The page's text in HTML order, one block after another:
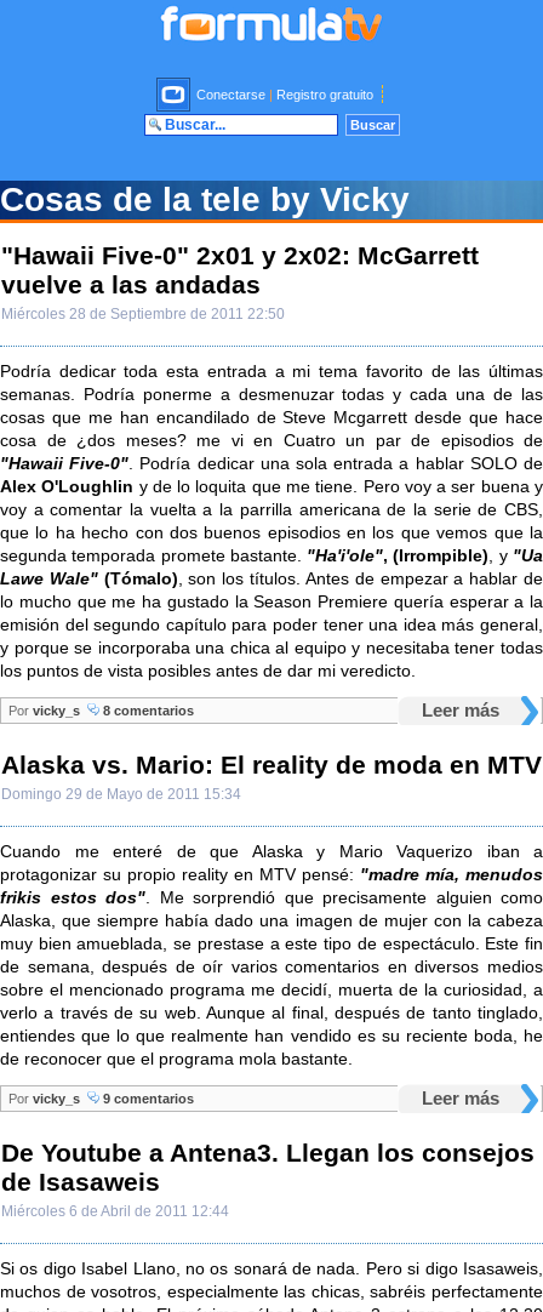
Conectarse | Registro gratuito
Cosas de la tele by Vicky
"Hawaii Five-0" 2x01 y 2x02: McGarrett
vuelve a las andadas
Miércoles 28 de Septiembre de 2011 22:50
Podría dedicar toda esta entrada a mi tema favorito de las últimas
semanas. Podría ponerme a desmenuzar todas y cada una de las
cosas que me han encandilado de Steve Mcgarrett desde que hace
cosa de ¿dos meses? me vi en Cuatro un par de episodios de
"Hawaii Five-0" . Podría dedicar una sola entrada a hablar SOLO de
Alex O'Loughlin y de lo loquita que me tiene. Pero voy a ser buena y
voy a comentar la vuelta a la parrilla americana de la serie de CBS,
que lo ha hecho con dos buenos episodios en los que vemos que la
segunda temporada promete bastante. "Ha'i'ole", (Irrompible) , y "Ua
Lawe Wale"(Tómalo) , son los títulos. Antes de empezar a hablar de
lo mucho que me ha gustado la Season Premiere quería esperar a la
emisión del segundo capítulo para poder tener una idea más general,
y porque se incorporaba una chica al equipo y necesitaba tener todas
los puntos de vista posibles antes de dar mi veredicto.
Leer más
Por vicky_s 8 comentarios
Alaska vs. Mario: El reality de moda en MTV
Domingo 29 de Mayo de 2011 15:34
Cuando me enteré de que Alaska y Mario Vaquerizo iban a
protagonizar su propio reality en MTV pensé: "madre mía, menudos
frikis estos dos" . Me sorprendió que precisamente alguien como
Alaska, que siempre había dado una imagen de mujer con la cabeza
muy bien amueblada, se prestase a este tipo de espectáculo. Este fin
de semana, después de oír varios comentarios en diversos medios
sobre el mencionado programa me decidí, muerta de la curiosidad, a
verlo a través de su web. Aunque al final, después de tanto tinglado,
entiendes que lo que realmente han vendido es su reciente boda, he
de reconocer que el programa mola bastante.
Leer más
Por vicky_s 9 comentarios
De Youtube a Antena3. Llegan los consejos
de Isasaweis
Miércoles 6 de Abril de 2011 12:44
Si os digo Isabel Llano, no os sonará de nada. Pero si digo Isasaweis,
muchos de vosotros, especialmente las chicas, sabréis perfectamente